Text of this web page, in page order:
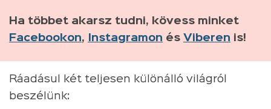
Ha többet akarsz tudni, kövess minket
Facebookon, Instagramon és Viberen is!
Ráadásul két teljesen különálló világról
beszélünk: